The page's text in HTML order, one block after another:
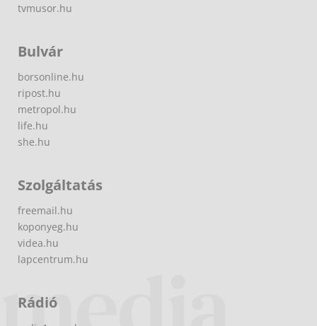
tvmusor.hu
Bulvár
borsonline.hu
ripost.hu
metropol.hu
life.hu
she.hu
Szolgáltatás
freemail.hu
koponyeg.hu
videa.hu
lapcentrum.hu
Rádió